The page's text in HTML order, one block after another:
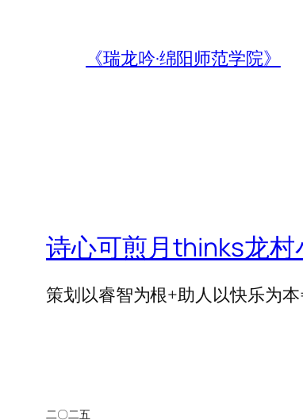
《瑞龙吟·绵阳师范学院》
诗心可煎月thinks龙
策划以睿智为根+助人以快乐为
二〇二五